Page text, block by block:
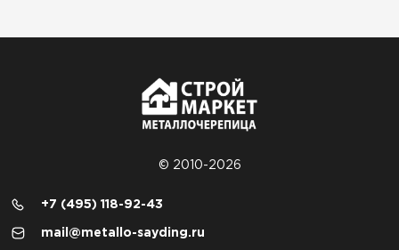
© 2010-2026
+7 (495) 118-92-43
mail@metallo-sayding.ru